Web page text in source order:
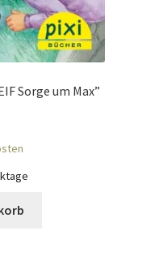
Sorge um Max”